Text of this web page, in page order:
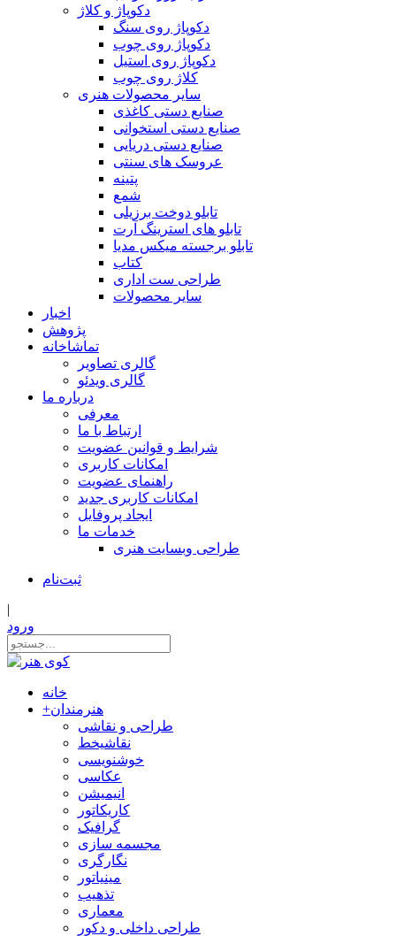
دکوپاژ و کلاژ
دکوپاژ روی سنگ
دکوپاژ روی چوب
دکوپاژ روی استیل
کلاژ روی چوب
سایر محصولات هنری
صنایع دستی کاغذی
صنایع دستی استخوانی
صنایع دستی دریایی
عروسک های سنتی
پتینه
شمع
تابلو دوخت برزیلی
تابلو های استرینگ آرت
تابلو برجسته میکس مدیا
کتاب
طراحی ست اداری
سایر محصولات
اخبار
پژوهش
تماشاخانه
گالری تصاویر
گالری ویدئو
درباره ما
معرفی
ارتباط با ما
شرایط و قوانین عضویت
امکانات کاربری
راهنمای عضویت
امکانات کاربری جدید
ایجاد پروفایل
خدمات ما
طراحی وبسایت هنری
ثبت‌نام
|
ورود
خانه
+هنرمندان
طراحی و نقاشی
نقاشیخط
خوشنویسی
عکاسی
انیمیشن
کاریکاتور
گرافیک
مجسمه سازی
نگارگری
مینیاتور
تذهیب
معماری
طراحی داخلی و دکور